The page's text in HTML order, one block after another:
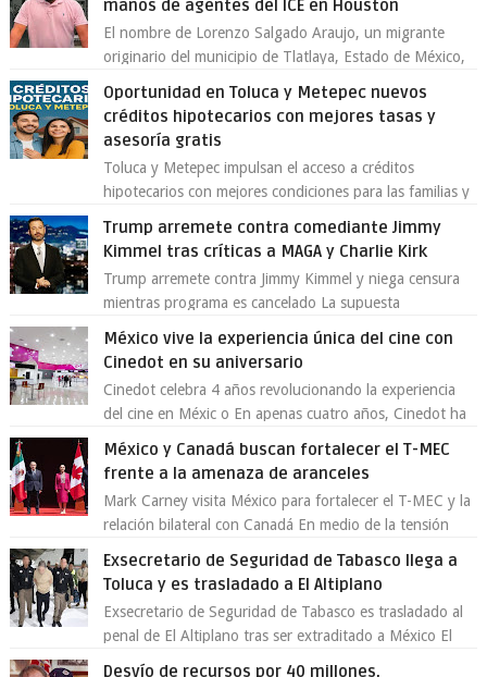
manos de agentes del ICE en Houston
El nombre de Lorenzo Salgado Araujo, un migrante
originario del municipio de Tlatlaya, Estado de México,
Oportunidad en Toluca y Metepec nuevos
créditos hipotecarios con mejores tasas y
asesoría gratis
Toluca y Metepec impulsan el acceso a créditos
hipotecarios con mejores condiciones para las familias y
Trump arremete contra comediante Jimmy
Kimmel tras críticas a MAGA y Charlie Kirk
Trump arremete contra Jimmy Kimmel y niega censura
mientras programa es cancelado La supuesta
México vive la experiencia única del cine con
Cinedot en su aniversario
Cinedot celebra 4 años revolucionando la experiencia
del cine en Méxic o En apenas cuatro años, Cinedot ha
México y Canadá buscan fortalecer el T-MEC
frente a la amenaza de aranceles
Mark Carney visita México para fortalecer el T-MEC y la
relación bilateral con Canadá En medio de la tensión
Exsecretario de Seguridad de Tabasco llega a
Toluca y es trasladado a El Altiplano
Exsecretario de Seguridad de Tabasco es trasladado al
penal de El Altiplano tras ser extraditado a México El
exsecretario de Seguridad Públi...
Desvío de recursos por 40 millones,